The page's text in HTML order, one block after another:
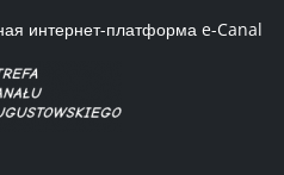
интернет-платформа e-Canal